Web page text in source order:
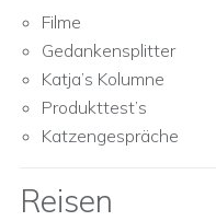
Filme
Gedankensplitter
Katja’s Kolumne
Produkttest’s
Katzengespräche
Reisen